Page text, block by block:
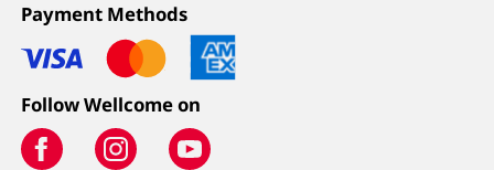
Payment Methods
Follow Wellcome on